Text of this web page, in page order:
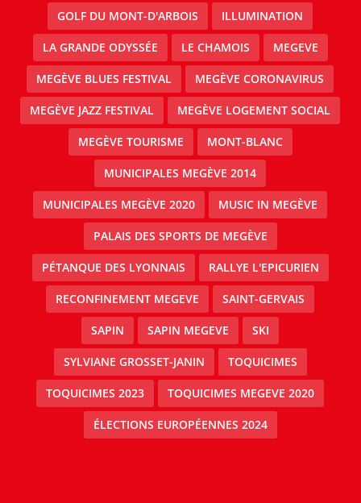
GOLF DU MONT-D'ARBOIS ILLUMINATION
LA GRANDE ODYSSÉE LE CHAMOIS MEGEVE
MEGÈVE BLUES FESTIVAL MEGÈVE CORONAVIRUS
MEGÈVE JAZZ FESTIVAL MEGÈVE LOGEMENT SOCIAL
MEGÈVE TOURISME MONT-BLANC
MUNICIPALES MEGÈVE 2014
MUNICIPALES MEGÈVE 2020 MUSIC IN MEGÈVE
PALAIS DES SPORTS DE MEGÈVE
PÉTANQUE DES LYONNAIS RALLYE L'EPICURIEN
RECONFINEMENT MEGEVE SAINT-GERVAIS
SAPIN SAPIN MEGEVE SKI
SYLVIANE GROSSET-JANIN TOQUICIMES
TOQUICIMES 2023 TOQUICIMES MEGEVE 2020
ÉLECTIONS EUROPÉENNES 2024